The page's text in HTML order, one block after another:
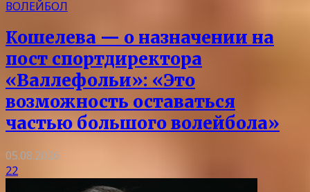
ВОЛЕЙБОЛ
Кошелева — о назначении на
пост спортдиректора
«Валлефольи»: «Это
возможность оставаться
частью большого волейбола»
05.08.2026
22